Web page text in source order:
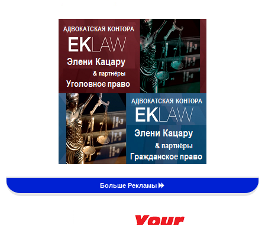
Больше Рекламы